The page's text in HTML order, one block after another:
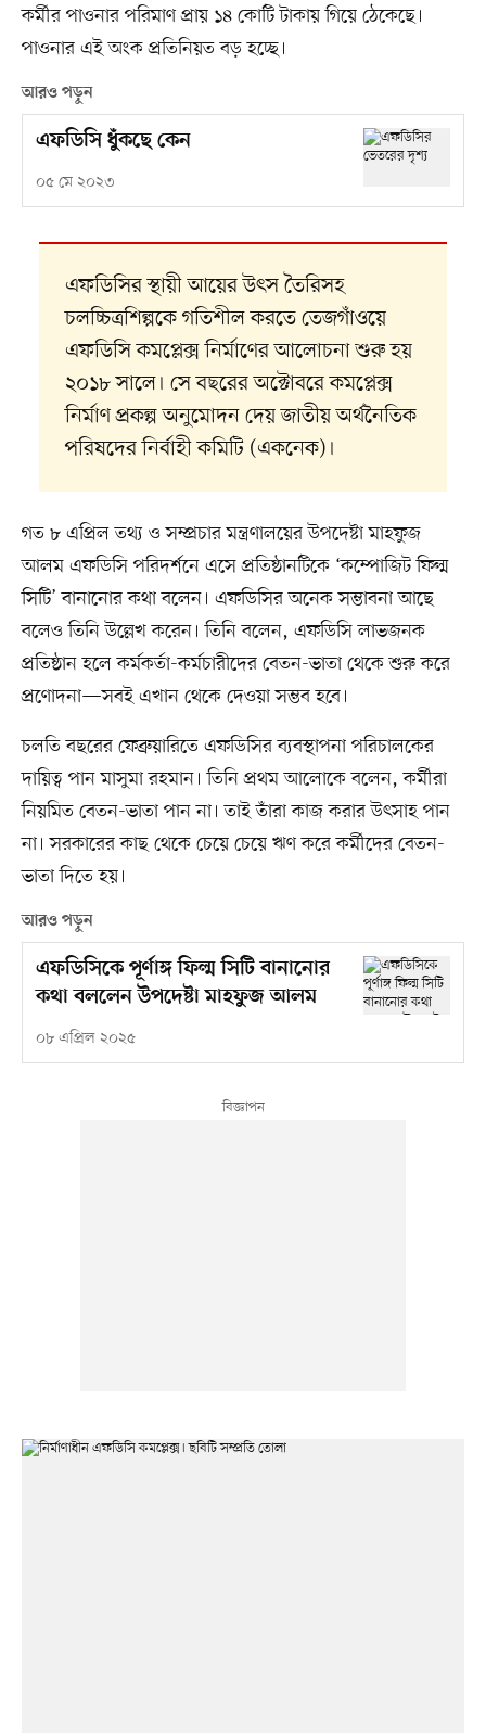
কর্মীর পাওনার পরিমাণ প্রায় ১৪ কোটি টাকায় গিয়ে ঠেকেছে।
পাওনার এই অংক প্রতিনিয়ত বড় হচ্ছে।
আরও পড়ুন
এফডিসি ধুঁকছে কেন
০৫ মে ২০২৩
এফডিসির স্থায়ী আয়ের উৎস তৈরিসহ
চলচ্চিত্রশিল্পকে গতিশীল করতে তেজগাঁওয়ে
এফডিসি কমপ্লেক্স নির্মাণের আলোচনা শুরু হয়
২০১৮ সালে। সে বছরের অক্টোবরে কমপ্লেক্স
নির্মাণ প্রকল্প অনুমোদন দেয় জাতীয় অর্থনৈতিক
পরিষদের নির্বাহী কমিটি (একনেক)।
গত ৮ এপ্রিল তথ্য ও সম্প্রচার মন্ত্রণালয়ের উপদেষ্টা মাহফুজ
আলম এফডিসি পরিদর্শনে এসে প্রতিষ্ঠানটিকে ‘কম্পোজিট ফিল্ম
সিটি’ বানানোর কথা বলেন। এফডিসির অনেক সম্ভাবনা আছে
বলেও তিনি উল্লেখ করেন। তিনি বলেন, এফডিসি লাভজনক
প্রতিষ্ঠান হলে কর্মকর্তা-কর্মচারীদের বেতন-ভাতা থেকে শুরু করে
প্রণোদনা—সবই এখান থেকে দেওয়া সম্ভব হবে।
চলতি বছরের ফেব্রুয়ারিতে এফডিসির ব্যবস্থাপনা পরিচালকের
দায়িত্ব পান মাসুমা রহমান। তিনি প্রথম আলোকে বলেন, কর্মীরা
নিয়মিত বেতন-ভাতা পান না। তাই তাঁরা কাজ করার উৎসাহ পান
না। সরকারের কাছ থেকে চেয়ে চেয়ে ঋণ করে কর্মীদের বেতন-
ভাতা দিতে হয়।
আরও পড়ুন
এফডিসিকে পূর্ণাঙ্গ ফিল্ম সিটি বানানোর
কথা বললেন উপদেষ্টা মাহফুজ আলম
০৮ এপ্রিল ২০২৫